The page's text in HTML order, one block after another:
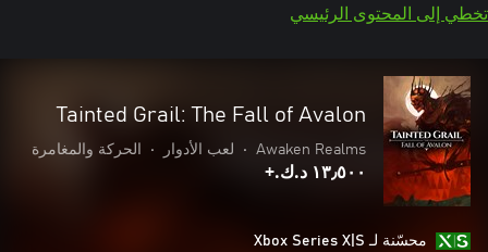
تخطي إلى المحتوى الرئيسي
Tainted Grail: The Fall of Avalon
Awaken Realms
• لعب الأدوار • الحركة والمغامرة
١٣٫٥٠٠ د.ك.‏+
محسّنة لـ Xbox Series X|S